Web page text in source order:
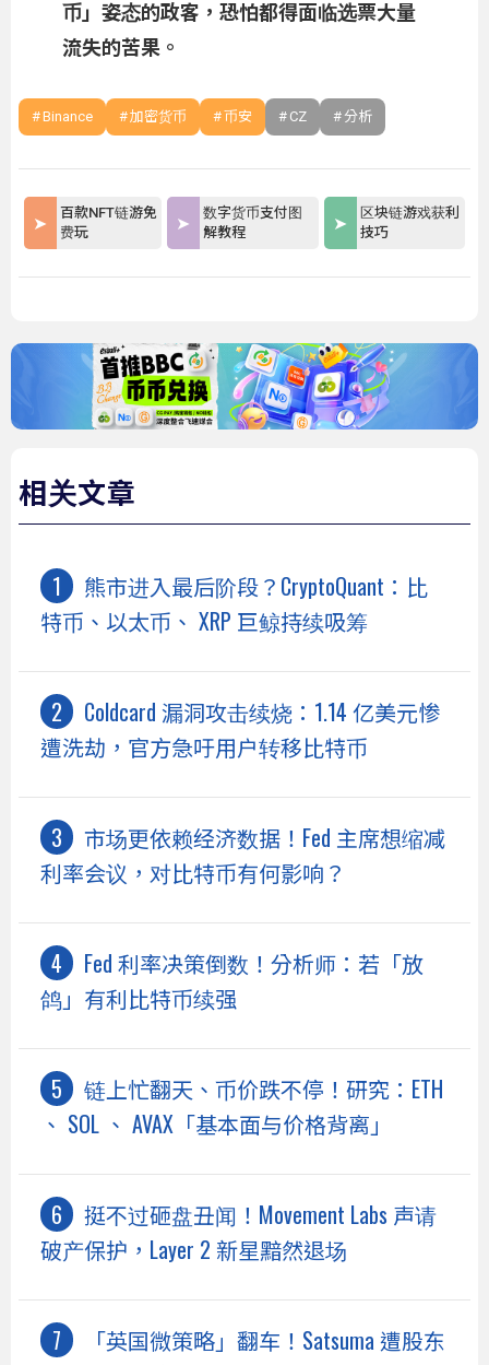
币」姿态的政客，恐怕都得面临选票大量
流失的苦果。
Binance 加密货币 币安 CZ 分析
百款NFT链游免
费玩
数字货币支付图
解教程
区块链游戏获利
技巧
相关文章
熊市进入最后阶段？CryptoQuant：比
特币、以太币、 XRP 巨鲸持续吸筹
Coldcard 漏洞攻击续烧：1.14 亿美元惨
遭洗劫，官方急吁用户转移比特币
市场更依赖经济数据！Fed 主席想缩减
利率会议，对比特币有何影响？
Fed 利率决策倒数！分析师：若「放
鸽」有利比特币续强
链上忙翻天、币价跌不停！研究：ETH
、 SOL 、 AVAX「基本面与价格背离」
挺不过砸盘丑闻！Movement Labs 声请
破产保护，Layer 2 新星黯然退场
「英国微策略」翻车！Satsuma 遭股东